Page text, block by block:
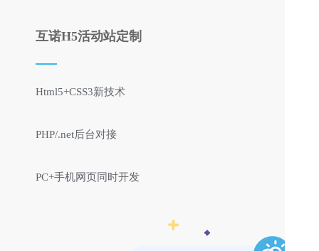
互诺H5活动站定制
Html5+CSS3新技术
PHP/.net后台对接
PC+手机网页同时开发